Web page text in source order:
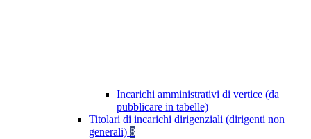
Incarichi amministrativi di vertice (da
pubblicare in tabelle)
Titolari di incarichi dirigenziali (dirigenti non
generali) 8